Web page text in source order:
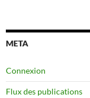
META
Connexion
Flux des publications